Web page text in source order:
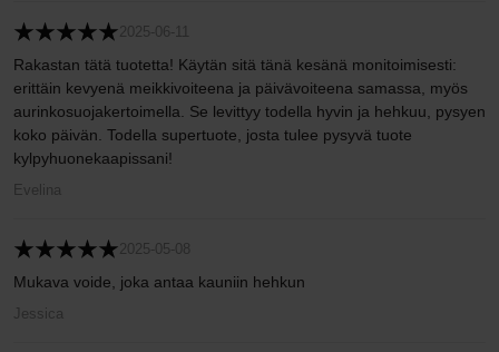
2025-06-11
Rakastan tätä tuotetta! Käytän sitä tänä kesänä monitoimisesti:
erittäin kevyenä meikkivoiteena ja päivävoiteena samassa, myös
aurinkosuojakertoimella. Se levittyy todella hyvin ja hehkuu, pysyen
koko päivän. Todella supertuote, josta tulee pysyvä tuote
kylpyhuonekaapissani!
Evelina
2025-05-08
Mukava voide, joka antaa kauniin hehkun
Jessica